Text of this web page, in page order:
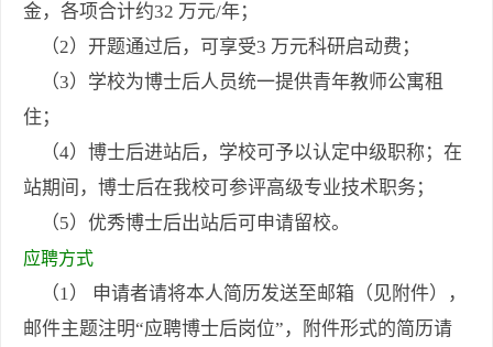
金，各项合计约32 万元/年；
（2）开题通过后，可享受3 万元科研启动费；
（3）学校为博士后人员统一提供青年教师公寓租
住；
（4）博士后进站后，学校可予以认定中级职称；在
站期间，博士后在我校可参评高级专业技术职务；
（5）优秀博士后出站后可申请留校。
应聘方式
（1） 申请者请将本人简历发送至邮箱（见附件），
邮件主题注明“应聘博士后岗位”，附件形式的简历请